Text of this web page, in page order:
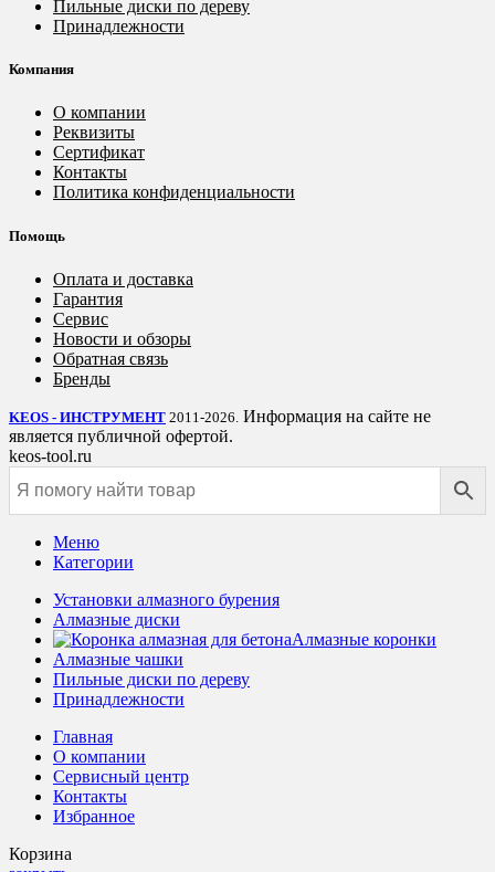
Пильные диски по дереву
Принадлежности
Компания
О компании
Реквизиты
Сертификат
Контакты
Политика конфиденциальности
Помощь
Оплата и доставка
Гарантия
Сервис
Новости и обзоры
Обратная связь
Бренды
KEOS - ИНСТРУМЕНТ 2011-2026. Информация на сайте не
является публичной офертой.
keos-tool.ru
Меню
Категории
Установки алмазного бурения
Алмазные диски
Алмазные коронки
Алмазные чашки
Пильные диски по дереву
Принадлежности
Главная
О компании
Сервисный центр
Контакты
Избранное
Корзина